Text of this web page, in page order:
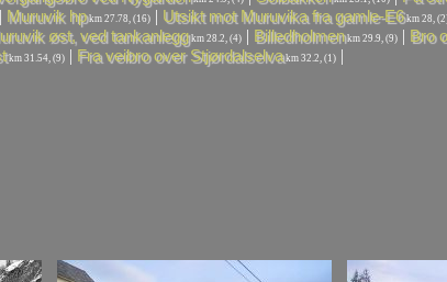
| Muruvik hpkm 27.78, (16) | Utsikt mot Muruvika fra gamle-E6km 28,
øst, ved tankanleggkm 28.2, (4) | Billedholmenkm 29.9, (9) | Bro
km 31.54, (9) | Fra veibro over Stjørdalselvakm 32.2, (1) |